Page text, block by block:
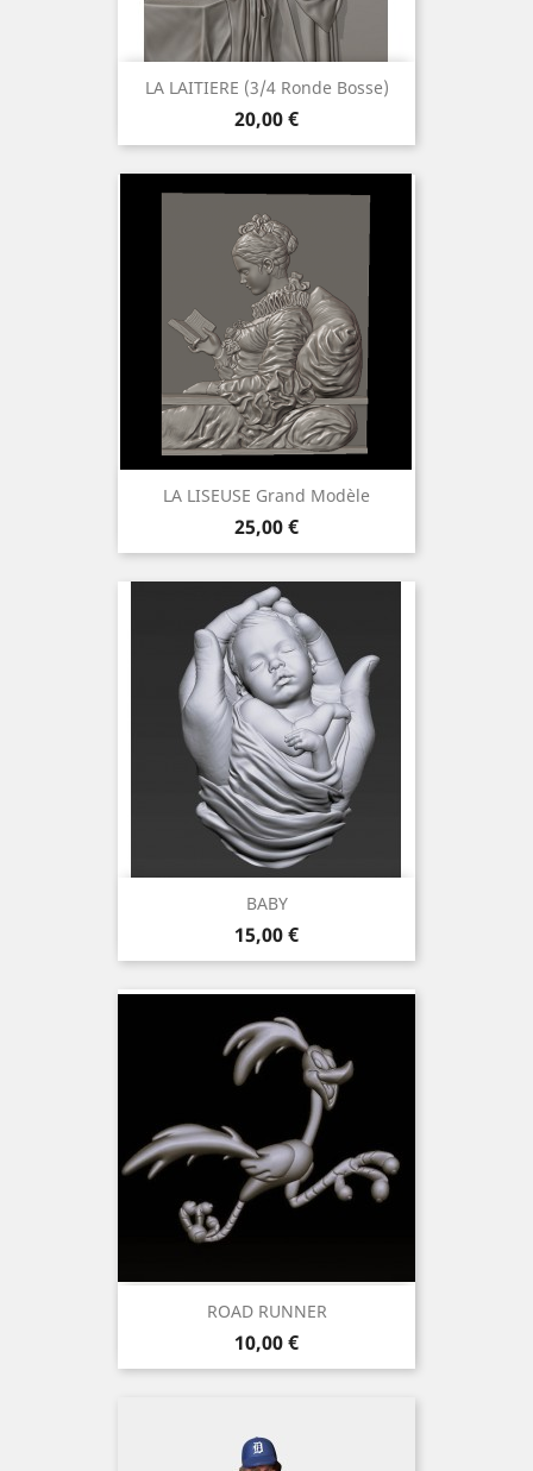
LA LAITIERE (3/4 Ronde Bosse)
Preis
20,00 €
LA LISEUSE Grand Modèle
Preis
25,00 €
BABY
Preis
15,00 €
ROAD RUNNER
Preis
10,00 €